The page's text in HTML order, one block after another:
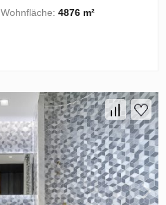
Wohnfläche:4876 m²